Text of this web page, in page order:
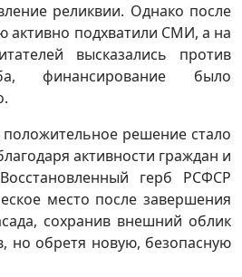
реликвии. Однако после
активно подхватили СМИ, а на
высказались против
финансирование было
решение стало
активности граждан и
герб РСФСР
место после завершения
сохранив внешний облик
но обретя новую, безопасную